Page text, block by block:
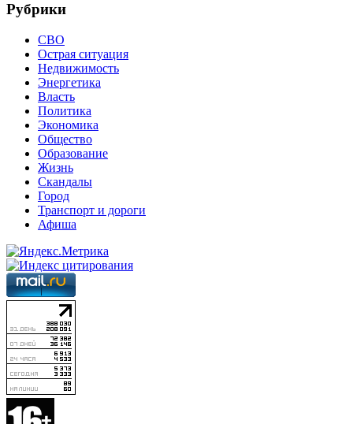
Рубрики
СВО
Острая ситуация
Недвижимость
Энергетика
Власть
Политика
Экономика
Общество
Образование
Жизнь
Скандалы
Город
Транспорт и дороги
Афиша